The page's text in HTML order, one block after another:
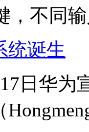
，不同
统诞生
日华为